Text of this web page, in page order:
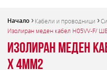
Начало Кабели и проводници
Изолиран меден кабел H05VV-F/
Изолиран меден
x 4mm2